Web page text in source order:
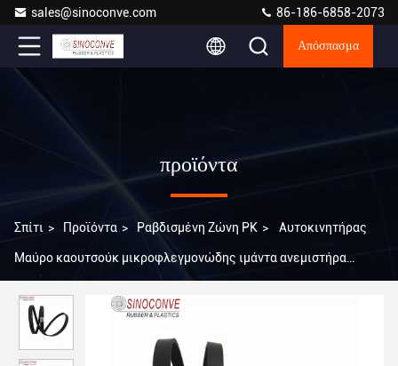
sales@sinoconve.com 86-186-6858-2073
Απόσπασμα
προϊόντα
Σπίτι > Προϊόντα > Ραβδισμένη Ζώνη PK > Αυτοκινητήρας
Μαύρο καουτσούκ μικροφλεγμονώδης ιμάντα ανεμιστήρα